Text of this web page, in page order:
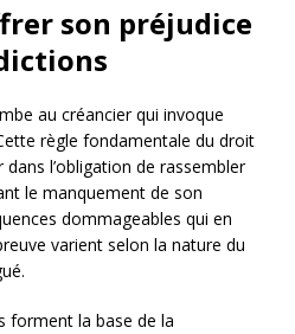
son préjudice
au créancier qui invoque
règle fondamentale du droit
l’obligation de rassembler
le manquement de son
dommageables qui en
varient selon la nature du
forment la base de la